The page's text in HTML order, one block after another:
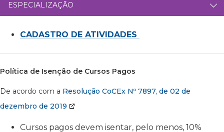
ESPECIALIZAÇÃO
CADASTRO DE ATIVIDADES
Política de Isenção de Cursos Pagos
De acordo com a Resolução CoCEx Nº 7897, de 02 de
dezembro de 2019
Cursos pagos devem isentar, pelo menos, 10%